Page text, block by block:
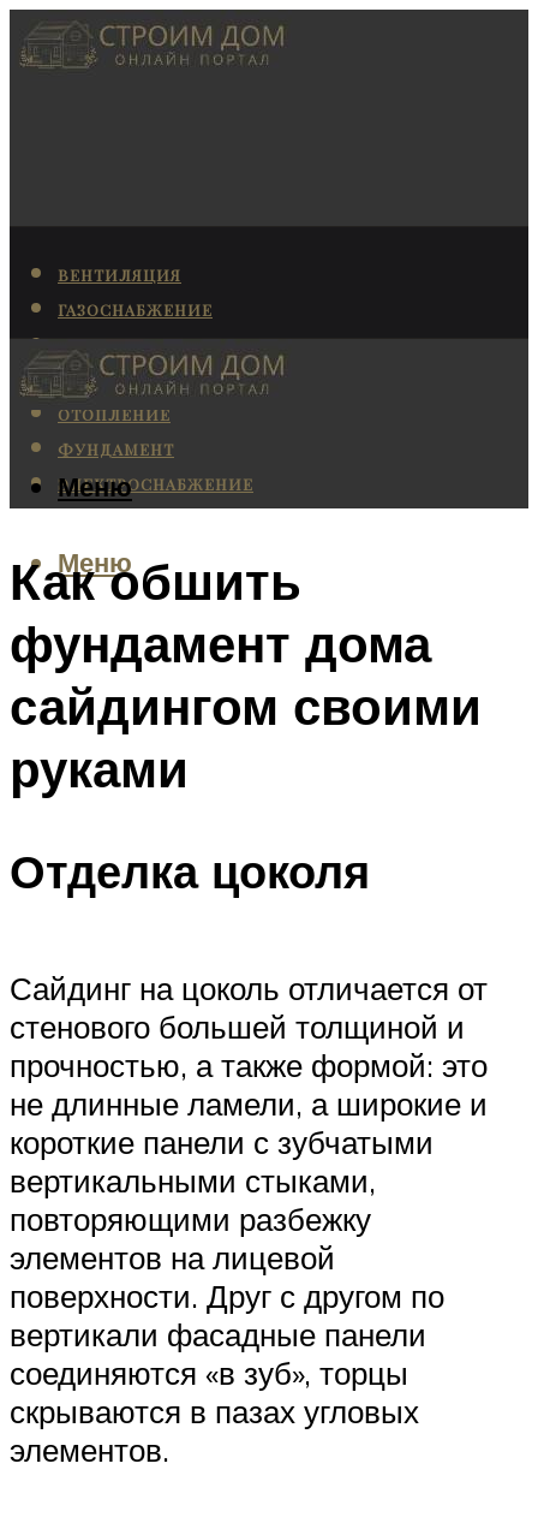
ВЕНТИЛЯЦИЯ
ГАЗОСНАБЖЕНИЕ
КАНАЛИЗАЦИЯ
КОНДИЦИОНИРОВАНИЕ
ОТОПЛЕНИЕ
ФУНДАМЕНТ
ЭЛЕКТРОСНАБЖЕНИЕ
Меню
Меню
Как обшить
фундамент дома
сайдингом своими
руками
Отделка цоколя
Сайдинг на цоколь отличается от
стенового большей толщиной и
прочностью, а также формой: это
не длинные ламели, а широкие и
короткие панели с зубчатыми
вертикальными стыками,
повторяющими разбежку
элементов на лицевой
поверхности. Друг с другом по
вертикали фасадные панели
соединяются «в зуб», торцы
скрываются в пазах угловых
элементов.